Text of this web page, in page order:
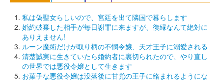
私は偽聖女らしいので、宮廷を出て隣国で暮らします
婚約破棄した相手が毎日謝罪に来ますが、復縁なんて絶対に
ありえません!
ルーン魔術だけが取り柄の不憫令嬢、天才王子に溺愛される
清楚誠実に生きていたら婚約者に裏切られたので、やり直し
の世界では悪役令嬢として生きます
お菓子な悪役令嬢は没落後に甘党の王子に絡まれるようにな